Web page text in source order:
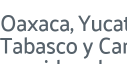
Oaxaca,
Tabasco y